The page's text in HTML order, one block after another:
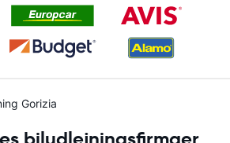
Gorizia